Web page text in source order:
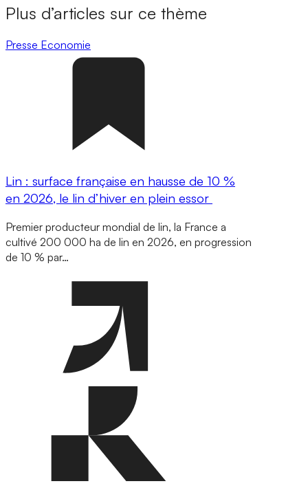
Plus d’articles sur ce thème
Presse Economie
Lin : surface française en hausse de 10 %
en 2026, le lin d’hiver en plein essor
Premier producteur mondial de lin, la France a
cultivé 200 000 ha de lin en 2026, en progression
de 10 % par…